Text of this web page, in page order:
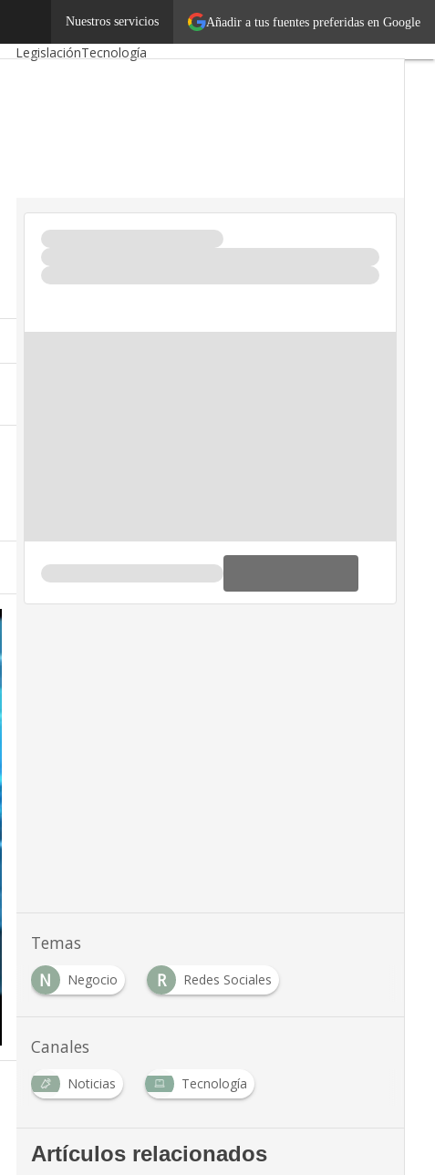
Añadir a tus fuentes preferidas en Google
Nuestros servicios
AutónomosEmprendedores
LegislaciónTecnología
Temas
N
Negocio R Redes Sociales
Canales
Noticias Tecnología
Artículos relacionados